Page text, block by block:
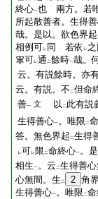
終心一也 兩方。若
所起散善者。生得
哉。是以。欲色界起
相例可レ 同 若依 レ
寧可レ通 二餘時一哉。
云。有説餘時。亦
云。有説。不 二但命
善一 文 以 二 此有説
生得善心一。唯限 二
答。無色界起 二生得
レ可レ限 二命終心一。
相生一。云 二生得善
心無間。生 二 2 角
生得善心一。唯限 二